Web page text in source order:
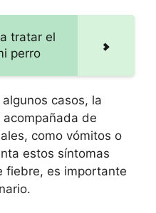
tratar el
perro
algunos casos, la
de
como vómitos o
estos síntomas
fiebre, es importante